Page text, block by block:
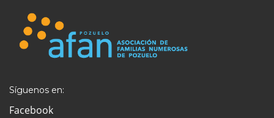
Síguenos en:
Facebook